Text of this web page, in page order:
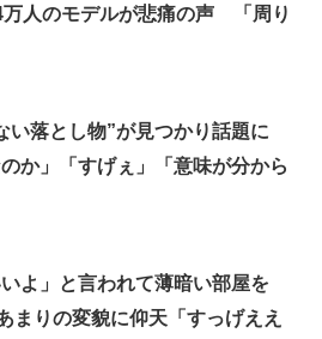
万人のモデルが悲痛の声 「周り
い落とし物”が見つかり話題に
か」「すげぇ」「意味が分から
よ」と言われて薄暗い部屋を
りの変貌に仰天「すっげええ